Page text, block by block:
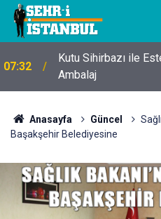
07:32
Kutu Sihirbazı ile
Ambalaj
Anasayfa Güncel
Başakşehir Belediyesine